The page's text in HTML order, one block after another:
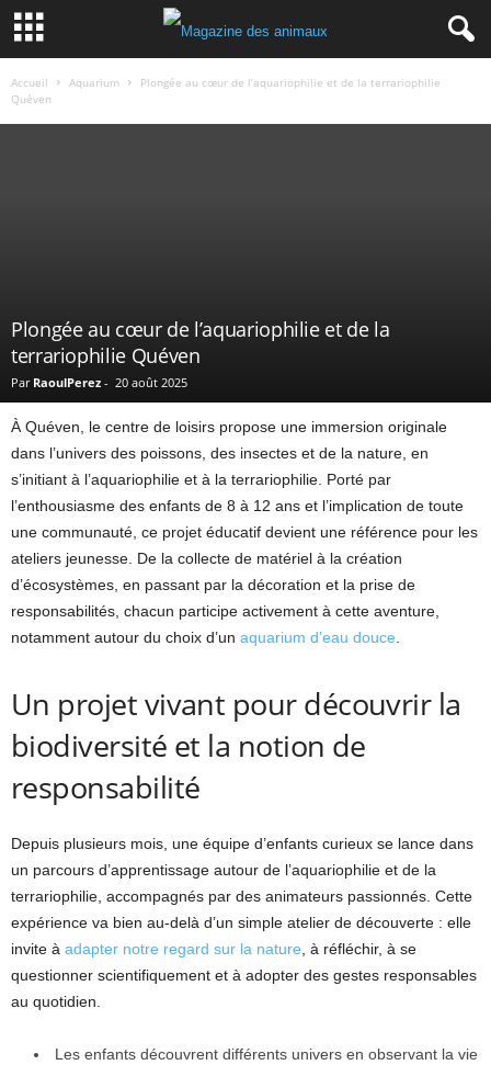
Accueil Aquarium
Plongée au cœur de l’aquariophilie et de la terrariophilie
Quéven
Plongée au cœur de l’aquariophilie et de la
terrariophilie Quéven
Par RaoulPerez - 20 août 2025
À Quéven, le centre de loisirs propose une immersion originale
dans l’univers des poissons, des insectes et de la nature, en
s’initiant à l’aquariophilie et à la terrariophilie. Porté par
l’enthousiasme des enfants de 8 à 12 ans et l’implication de toute
une communauté, ce projet éducatif devient une référence pour les
ateliers jeunesse. De la collecte de matériel à la création
d’écosystèmes, en passant par la décoration et la prise de
responsabilités, chacun participe activement à cette aventure,
notamment autour du choix d’un aquarium d’eau douce.
Un projet vivant pour découvrir la
biodiversité et la notion de
responsabilité
Depuis plusieurs mois, une équipe d’enfants curieux se lance dans
un parcours d’apprentissage autour de l’aquariophilie et de la
terrariophilie, accompagnés par des animateurs passionnés. Cette
expérience va bien au-delà d’un simple atelier de découverte : elle
invite à adapter notre regard sur la nature, à réfléchir, à se
questionner scientifiquement et à adopter des gestes responsables
au quotidien.
Les enfants découvrent différents univers en observant la vie